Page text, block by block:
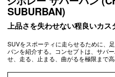
SUBURBAN)
上品さを失わせない程良いカス
SUVをスポーティに走らせるために、
バンを紹介する。コンセプトは、サバ
せ、走る、止まる、曲がるを極限まで高